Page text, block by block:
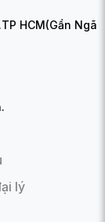
HCM(Gần Ngã
lý